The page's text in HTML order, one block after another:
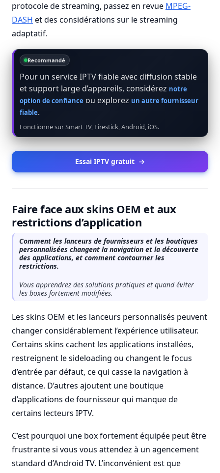
protocole de streaming, passez en revue MPEG-
DASH et des considérations sur le streaming
adaptatif.
Recommandé
Pour un service IPTV fiable avec diffusion stable
et support large d’appareils, considérez notre
option de confiance ou explorez un autre fournisseur
fiable.
Fonctionne sur Smart TV, Firestick, Android, iOS.
Essai IPTV gratuit →
Faire face aux skins OEM et aux
restrictions d’application
Comment les lanceurs de fournisseurs et les boutiques
personnalisées changent la navigation et la découverte
des applications, et comment contourner les
restrictions.
Vous apprendrez des solutions pratiques et quand éviter
les boxes fortement modifiées.
Les skins OEM et les lanceurs personnalisés peuvent
changer considérablement l’expérience utilisateur.
Certains skins cachent les applications installées,
restreignent le sideloading ou changent le focus
d’entrée par défaut, ce qui casse la navigation à
distance. D’autres ajoutent une boutique
d’applications de fournisseur qui manque de
certains lecteurs IPTV.
C’est pourquoi une box fortement équipée peut être
frustrante si vous vous attendez à un agencement
standard d’Android TV. L’inconvénient est que